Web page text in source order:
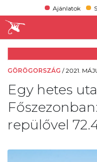
Ajánlatok
GÖRÖGORSZÁG /2021.
Egy hetes
repülővel